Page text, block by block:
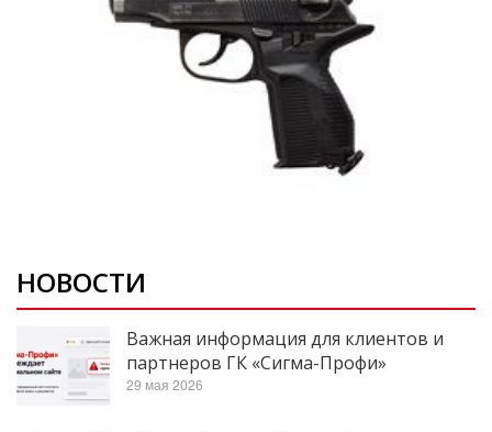
НОВОСТИ
Важная информация для клиентов и
партнеров ГК «Сигма-Профи»
29 мая 2026